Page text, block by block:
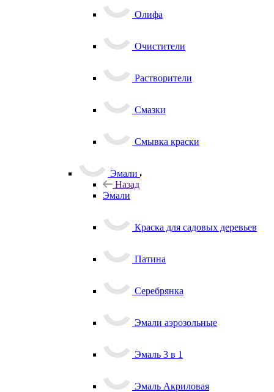
Олифа
Очистители
Растворители
Смазки
Смывка краски
Эмали
Назад
Эмали
Краска для садовых деревьев
Патина
Серебрянка
Эмали аэрозольные
Эмаль 3 в 1
Эмаль Акриловая